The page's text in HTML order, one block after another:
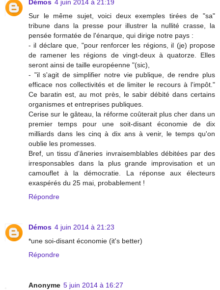
Démos 4 juin 2014 à 21:19
Sur le même sujet, voici deux exemples tirées de "sa"
tribune dans la presse pour illustrer la nullité crasse, la
pensée formatée de l'énarque, qui dirige notre pays :
- il déclare que, "pour renforcer les régions, il (je) propose
de ramener les régions de vingt-deux à quatorze. Elles
seront ainsi de taille européenne "(sic),
- "il s'agit de simplifier notre vie publique, de rendre plus
efficace nos collectivités et de limiter le recours à l'impôt."
Ce baratin est, au mot près, le sabir débité dans certains
organismes et entreprises publiques.
Cerise sur le gâteau, la réforme coûterait plus cher dans un
premier temps pour une soit-disant économie de dix
milliards dans les cinq à dix ans à venir, le temps qu'on
oublie les promesses.
Bref, un tissu d'âneries invraisemblables débitées par des
irresponsables dans la plus grande improvisation et un
camouflet à la démocratie. La réponse aux électeurs
exaspérés du 25 mai, probablement !
Répondre
Démos 4 juin 2014 à 21:23
*une soi-disant économie (it's better)
Répondre
Anonyme 5 juin 2014 à 16:27